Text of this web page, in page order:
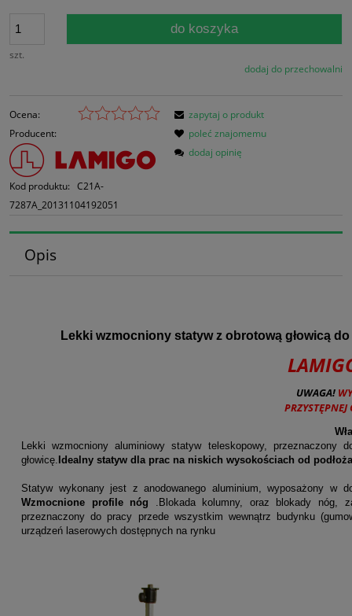
szt.
do koszyka
dodaj do przechowalni
Ocena:
Producent:
Kod produktu: C21A-
7287A_20131104192051
zapytaj o produkt
poleć znajomemu
dodaj opinię
Opis
Lekki wzmocniony statyw z obrotową głowicą
UWAGA!
Lekki wzmocniony aluminiowy statyw teleskopowy,
głowicę. Idealny statyw dla prac na niskich wysokościach od
Statyw wykonany jest z anodowanego aluminium, wyposażony w
Wzmocnione profile nóg .Blokada kolumny, oraz blokady nóg,
przeznaczony do pracy przede wszystkim wewnątrz budynku
urządzeń laserowych dostępnych na rynku